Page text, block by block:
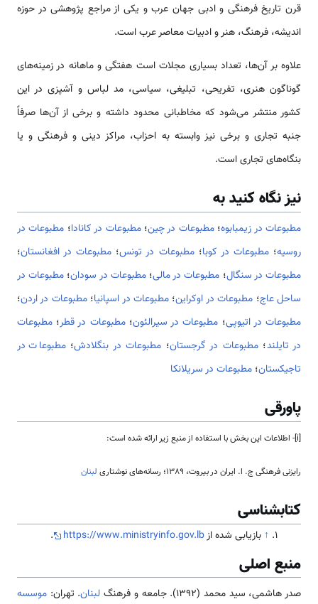
قرن تاریخ فرهنگی و ادبی جهان عرب و یکی از مراجع پژوهشی در حوزه
اندیشه، فرهنگ، هنر و ادبیات معاصر عرب است.
علاوه بر آن‌ها، تعداد بسیاری مجلات است هفتگی و ماهانه در زمینه‌های
گوناگون هنری، تفریحی، تبلیغی، سیاسی، مد لباس و آشپزی در این
کشور منتشر می‌شود که مخاطبانی محدود داشته و برخی از آن‌ها صرفاً
جنبه تجاری و برخی نیز وابسته به احزاب، مراکز دینی و فرهنگی و یا
بنگاه‌های تجاری است.
نیز نگاه کنید به
مطبوعات در زیمبابوه؛مطبوعات در چین؛مطبوعات در کانادا؛ مطبوعات در
روسیه؛مطبوعات در کوبا؛مطبوعات در تونس؛ مطبوعات در افغانستان؛
مطبوعات در سنگال؛ مطبوعات در مالی؛مطبوعات در سودان؛ مطبوعات در
ساحل عاج؛ مطبوعات در اوکراین؛ مطبوعات در اسپانیا؛مطبوعات در اردن؛
مطبوعات در اتیوپی؛ مطبوعات در سیرالئون؛مطبوعات در قطر؛ مطبوعات
در تایلند؛مطبوعات در گرجستان؛ مطبوعات در بنگلادش؛مطبوعات در
تاجیکستان؛ مطبوعات در سریلانکا
پاورقی
[i]- اطلاعات این بخش با استفاده از منبع زیر ارائه شده است:
رایزنی‌ فرهنگی ج. ا. ایران در بیروت، 1389؛ رسانه‌های نوشتاری لبنان
کتابشناسی
↑ بازیابی شده ازhttps://www.ministryinfo.gov.lb
.
منبع اصلی
صدر هاشمی، سید محمد (1392). جامعه و فرهنگ لبنان. تهران: موسسه